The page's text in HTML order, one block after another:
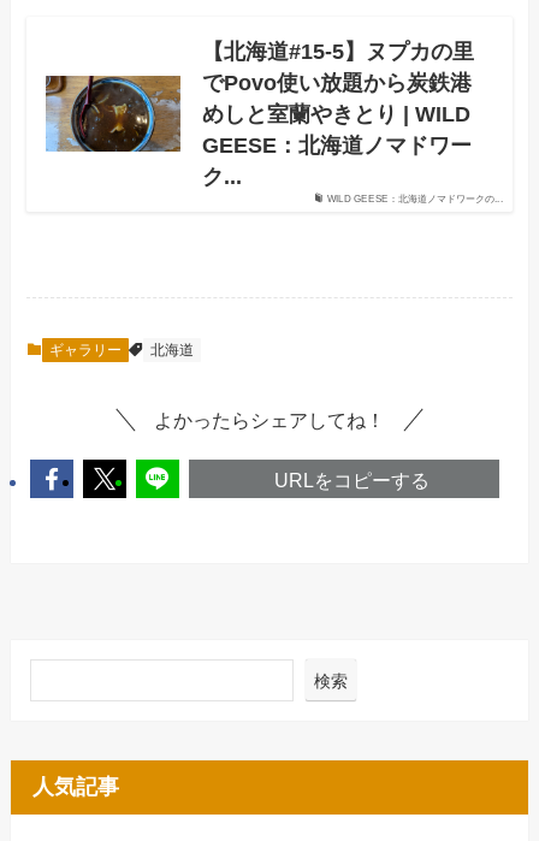
WILD GEESE：北海道ノマドワークの...
【北海道#15-5】ヌプカの里
でPovo使い放題から炭鉄港
めしと室蘭やきとり | WILD
GEESE：北海道ノマドワー
ク...
ギャラリー 北海道
よかったらシェアしてね！
URLをコピーする
検索
人気記事